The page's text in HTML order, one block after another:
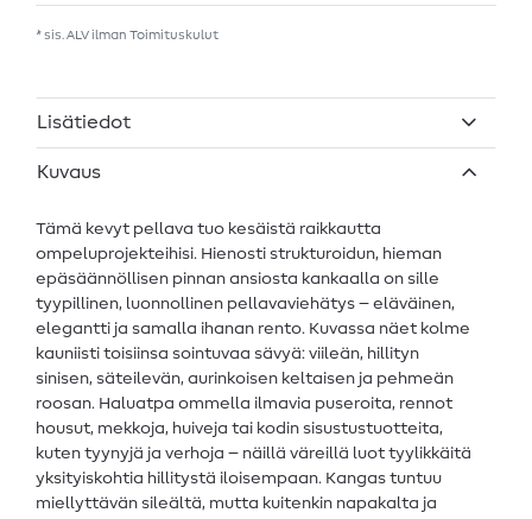
* sis. ALV ilman Toimituskulut
Lisätiedot
Kuvaus
Tämä kevyt pellava tuo kesäistä raikkautta
ompeluprojekteihisi. Hienosti strukturoidun, hieman
epäsäännöllisen pinnan ansiosta kankaalla on sille
tyypillinen, luonnollinen pellavaviehätys – eläväinen,
elegantti ja samalla ihanan rento. Kuvassa näet kolme
kauniisti toisiinsa sointuvaa sävyä: viileän, hillityn
sinisen, säteilevän, aurinkoisen keltaisen ja pehmeän
roosan. Haluatpa ommella ilmavia puseroita, rennot
housut, mekkoja, huiveja tai kodin sisustustuotteita,
kuten tyynyjä ja verhoja – näillä väreillä luot tyylikkäitä
yksityiskohtia hillitystä iloisempaan. Kangas tuntuu
miellyttävän sileältä, mutta kuitenkin napakalta ja